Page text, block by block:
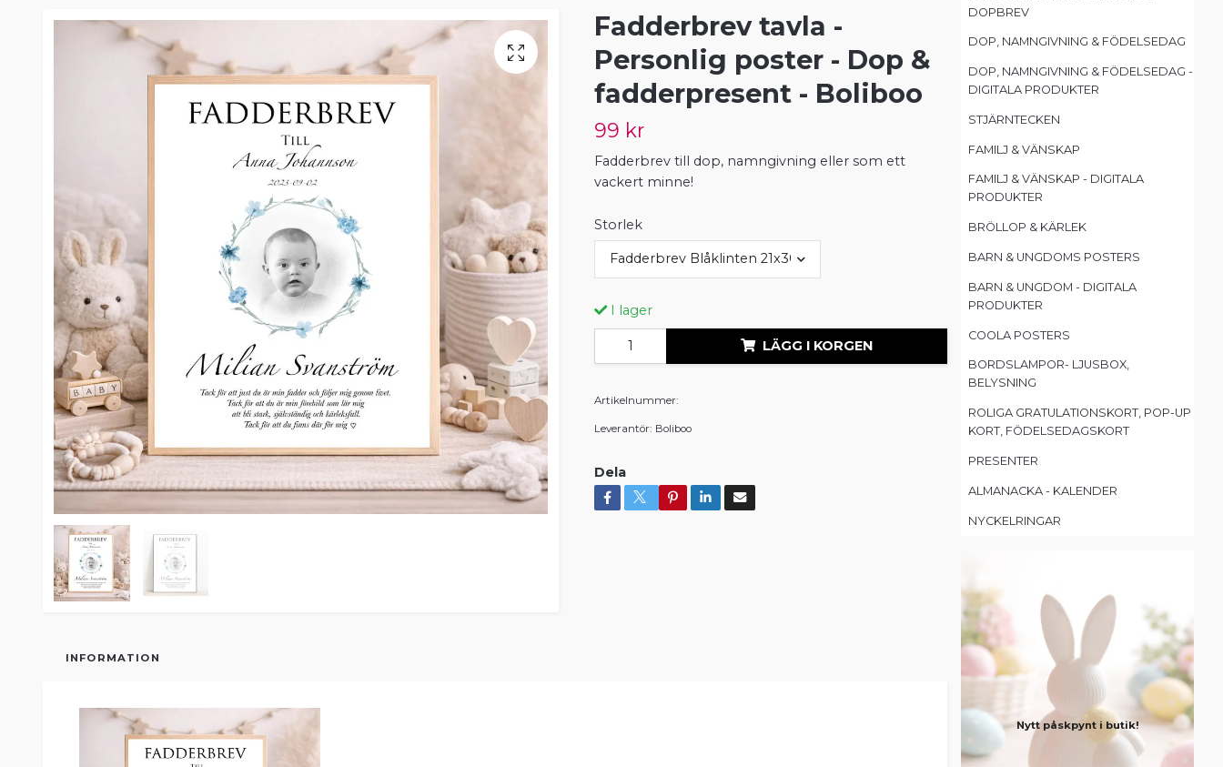
DOPBREV
DOP, NAMNGIVNING & FÖDELSEDAG
DOP, NAMNGIVNING & FÖDELSEDAG -
DIGITALA PRODUKTER
STJÄRNTECKEN
FAMILJ & VÄNSKAP
FAMILJ & VÄNSKAP - DIGITALA
PRODUKTER
BRÖLLOP & KÄRLEK
BARN & UNGDOMS POSTERS
BARN & UNGDOM - DIGITALA
PRODUKTER
COOLA POSTERS
BORDSLAMPOR- LJUSBOX,
BELYSNING
ROLIGA GRATULATIONSKORT, POP-UP
KORT, FÖDELSEDAGSKORT
PRESENTER
ALMANACKA - KALENDER
NYCKELRINGAR
Nytt påskpynt i butik!
Fadderbrev tavla -
Personlig poster - Dop &
fadderpresent - Boliboo
99 kr
Fadderbrev till dop, namngivning eller som ett
vackert minne!
Storlek
Fadderbrev Blåklinten 21x30
I lager
LÄGG I KORGEN
Artikelnummer:
Leverantör: Boliboo
Dela
INFORMATION